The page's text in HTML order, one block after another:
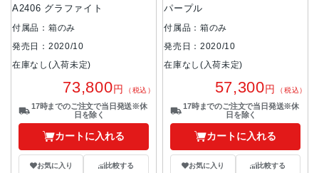
A2406 グラファイト
付属品：箱のみ
発売日：2020/10
在庫なし(入荷未定)
73,800円 （税込）
17時までのご注文で当日発送※休
日を除く
カートに入れる
お気に入り 比較する
パープル
付属品：箱のみ
発売日：2020/10
在庫なし(入荷未定)
57,300円 （税込）
17時までのご注文で当日発送※休
日を除く
カートに入れる
お気に入り 比較する